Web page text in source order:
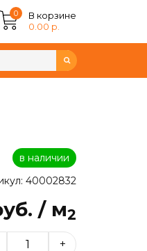
0
В корзине
0.00 р.
в наличии
40002832
/ м2
+